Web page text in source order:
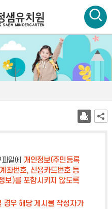
검색
통
합
색
일에 개인정보(주민등록
좌번호, 신용카드번호 등
보)를 포함시키지 않도록
경우 해당 게시물 작성자가